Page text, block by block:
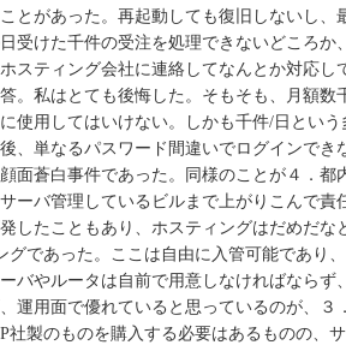
とがあった。再起動しても復旧しないし、
受けた千件の受注を処理できないどころか
スティング会社に連絡してなんとか対応し
答。私はとても後悔した。そもそも、月額
使用してはいけない。しかも千件/日とい
、単なるパスワード間違いでログインでき
面蒼白事件であった。同様のことが４．都
ーバ管理しているビルまで上がりこんで責
したこともあり、ホスティングはだめだな
グであった。ここは自由に入管可能であり
バやルータは自前で用意しなければならず
運用面で優れていると思っているのが、３
社製のものを購入する必要はあるものの、